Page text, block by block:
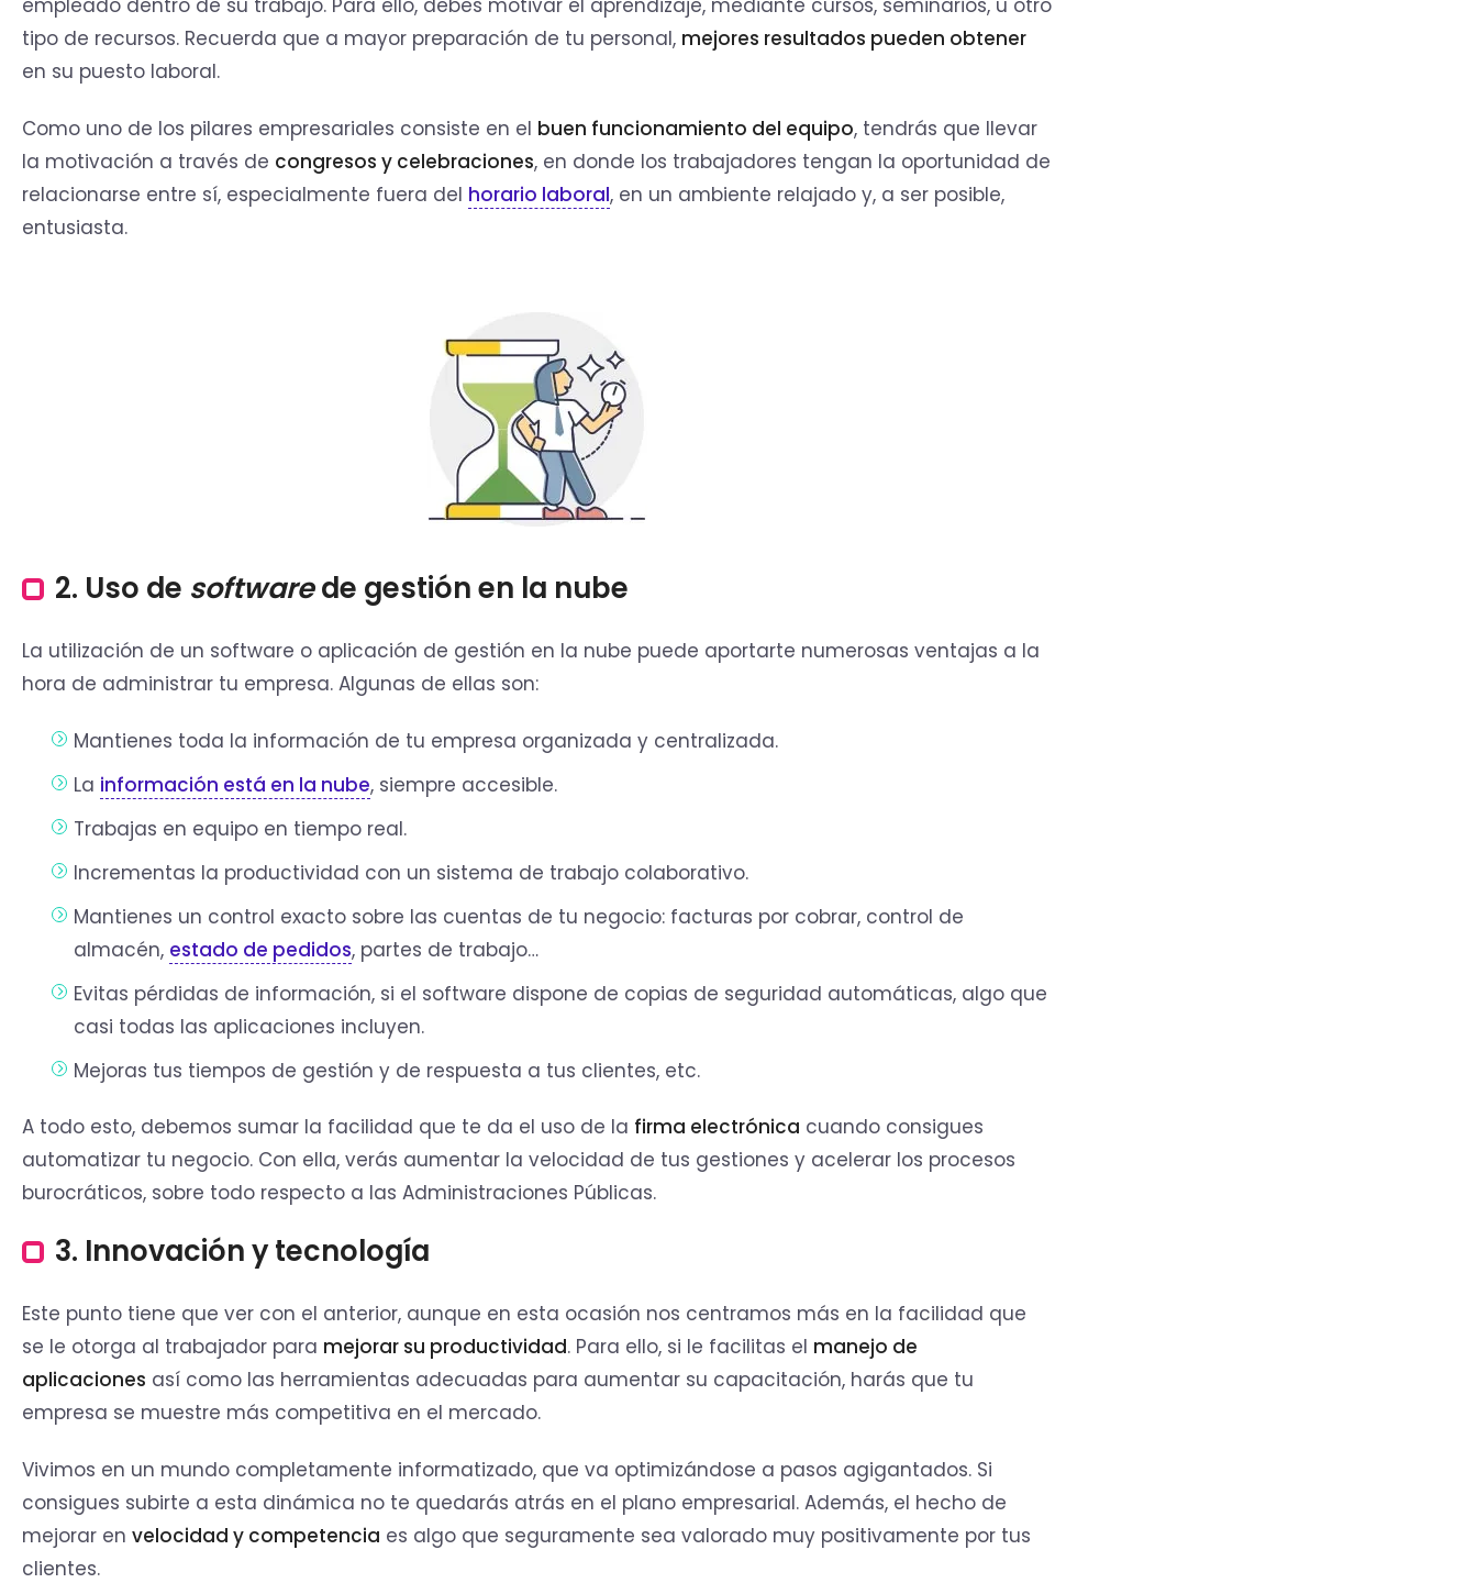
tipo de recursos. Recuerda que a mayor preparación de tu personal, mejores resultados pueden obtener
en su puesto laboral.
Como uno de los pilares empresariales consiste en el buen funcionamiento del equipo, tendrás que llevar
la motivación a través de congresos y celebraciones, en donde los trabajadores tengan la oportunidad de
relacionarse entre sí, especialmente fuera del horario laboral, en un ambiente relajado y, a ser posible,
entusiasta.
2. Uso de softwarede gestión en la nube
La utilización de un software o aplicación de gestión en la nube puede aportarte numerosas ventajas a la
hora de administrar tu empresa. Algunas de ellas son:
Mantienes toda la información de tu empresa organizada y centralizada.
La información está en la nube, siempre accesible.
Trabajas en equipo en tiempo real.
Incrementas la productividad con un sistema de trabajo colaborativo.
Mantienes un control exacto sobre las cuentas de tu negocio: facturas por cobrar, control de
almacén, estado de pedidos, partes de trabajo…
Evitas pérdidas de información, si el software dispone de copias de seguridad automáticas, algo que
casi todas las aplicaciones incluyen.
Mejoras tus tiempos de gestión y de respuesta a tus clientes, etc.
A todo esto, debemos sumar la facilidad que te da el uso de la firma electrónica cuando consigues
automatizar tu negocio. Con ella, verás aumentar la velocidad de tus gestiones y acelerar los procesos
burocráticos, sobre todo respecto a las Administraciones Públicas.
3. Innovación y tecnología
Este punto tiene que ver con el anterior, aunque en esta ocasión nos centramos más en la facilidad que
se le otorga al trabajador para mejorar su productividad. Para ello, si le facilitas el manejo de
aplicaciones así como las herramientas adecuadas para aumentar su capacitación, harás que tu
empresa se muestre más competitiva en el mercado.
Vivimos en un mundo completamente informatizado, que va optimizándose a pasos agigantados. Si
consigues subirte a esta dinámica no te quedarás atrás en el plano empresarial. Además, el hecho de
mejorar en velocidad y competencia es algo que seguramente sea valorado muy positivamente por tus
clientes.